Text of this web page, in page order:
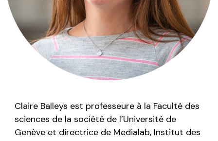
Claire Balleys est professeure à la Faculté des
sciences de la société de l’Université de
Genève et directrice de Medialab, Institut des